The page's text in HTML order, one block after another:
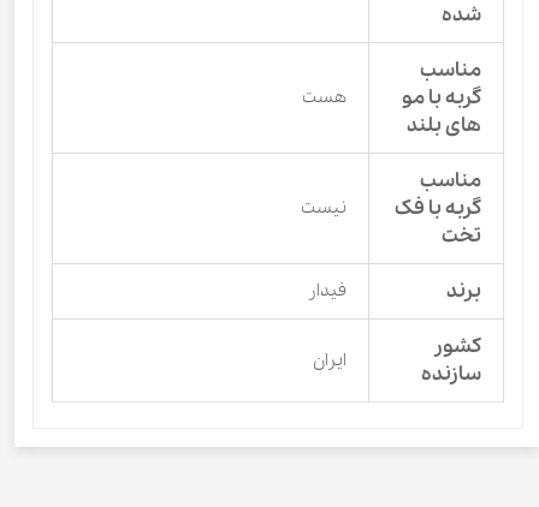
شده
مناسب
گربه با مو
های بلند
هست
مناسب
گربه با فک
تخت
نیست
برند فیدار
کشور
سازنده
ایران